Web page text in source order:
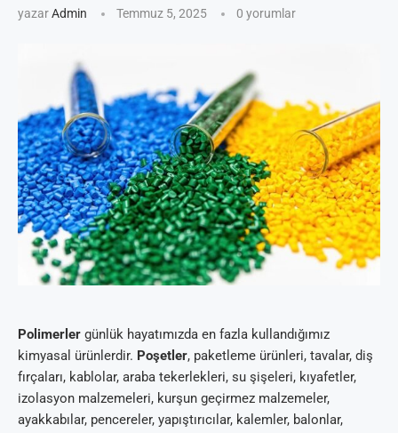
yazarAdmin Temmuz 5, 2025 0 yorumlar
Polimerler günlük hayatımızda en fazla kullandığımız
kimyasal ürünlerdir. Poşetler, paketleme ürünleri, tavalar, diş
fırçaları, kablolar, araba tekerlekleri, su şişeleri, kıyafetler,
izolasyon malzemeleri, kurşun geçirmez malzemeler,
ayakkabılar, pencereler, yapıştırıcılar, kalemler, balonlar,